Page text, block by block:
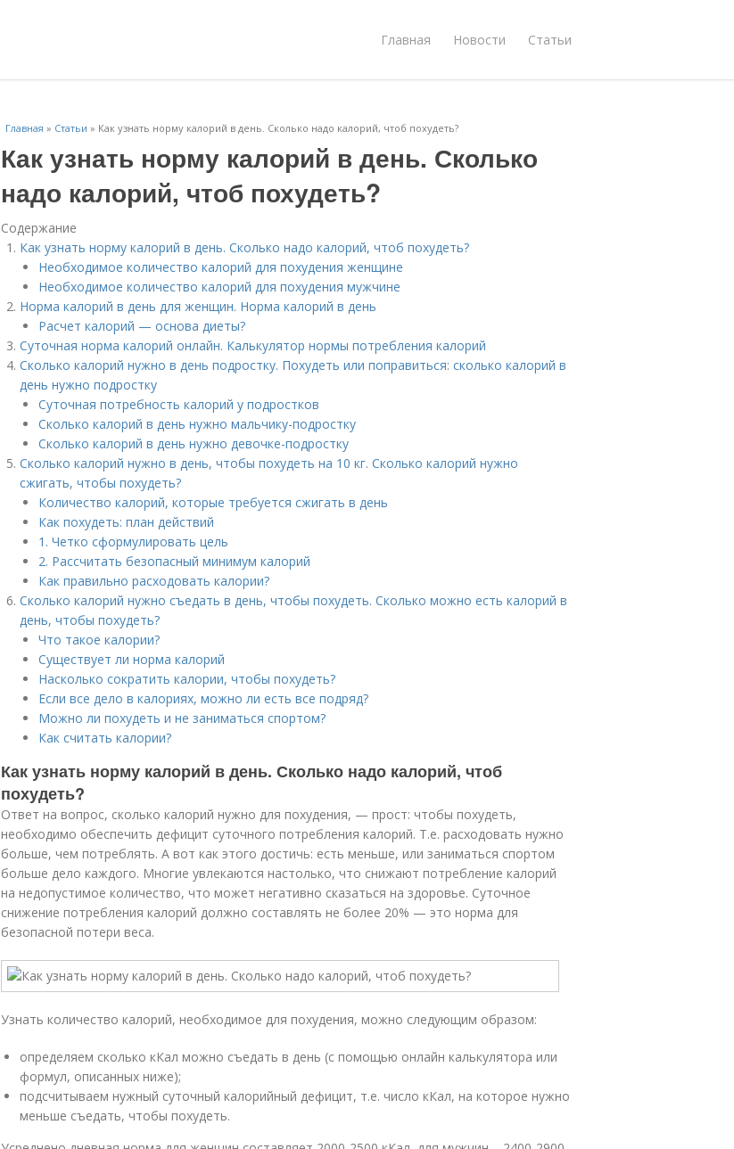
Главная Новости Статьи
Главная » Статьи » Как узнать норму калорий в день. Сколько надо калорий, чтоб похудеть?
Как узнать норму калорий в день. Сколько
надо калорий, чтоб похудеть?
Содержание
Как узнать норму калорий в день. Сколько надо калорий, чтоб похудеть?
Необходимое количество калорий для похудения женщине
Необходимое количество калорий для похудения мужчине
Норма калорий в день для женщин. Норма калорий в день
Расчет калорий — основа диеты?
Суточная норма калорий онлайн. Калькулятор нормы потребления калорий
Сколько калорий нужно в день подростку. Похудеть или поправиться: сколько калорий в
день нужно подростку
Суточная потребность калорий у подростков
Сколько калорий в день нужно мальчику-подростку
Сколько калорий в день нужно девочке-подростку
Сколько калорий нужно в день, чтобы похудеть на 10 кг. Сколько калорий нужно
сжигать, чтобы похудеть?
Количество калорий, которые требуется сжигать в день
Как похудеть: план действий
1. Четко сформулировать цель
2. Рассчитать безопасный минимум калорий
Как правильно расходовать калории?
Сколько калорий нужно съедать в день, чтобы похудеть. Сколько можно есть калорий в
день, чтобы похудеть?
Что такое калории?
Существует ли норма калорий
Насколько сократить калории, чтобы похудеть?
Если все дело в калориях, можно ли есть все подряд?
Можно ли похудеть и не заниматься спортом?
Как считать калории?
Как узнать норму калорий в день. Сколько надо калорий, чтоб
похудеть?
Ответ на вопрос, сколько калорий нужно для похудения, — прост: чтобы похудеть,
необходимо обеспечить дефицит суточного потребления калорий. Т.е. расходовать нужно
больше, чем потреблять. А вот как этого достичь: есть меньше, или заниматься спортом
больше дело каждого. Многие увлекаются настолько, что снижают потребление калорий
на недопустимое количество, что может негативно сказаться на здоровье. Суточное
снижение потребления калорий должно составлять не более 20% — это норма для
безопасной потери веса.
Узнать количество калорий, необходимое для похудения, можно следующим образом:
определяем сколько кКал можно съедать в день (с помощью онлайн калькулятора или
формул, описанных ниже);
подсчитываем нужный суточный калорийный дефицит, т.е. число кКал, на которое нужно
меньше съедать, чтобы похудеть.